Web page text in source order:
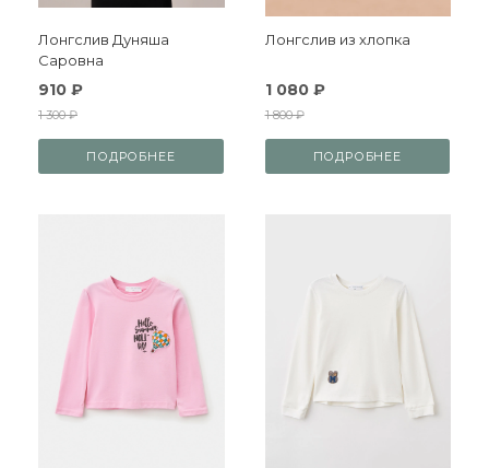
Лонгслив Дуняша
Саровна
910 ₽
1 300 ₽
ПОДРОБНЕЕ
Лонгслив из хлопка
1 080 ₽
1 800 ₽
ПОДРОБНЕЕ